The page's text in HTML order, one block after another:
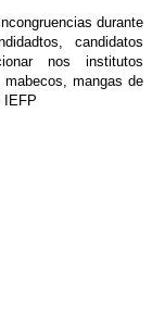
durante
candidatos
nos institutos
mangas de